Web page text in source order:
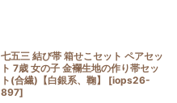
七五三 結び帯 箱せこセット ペアセッ
ト 7歳 女の子 金襴生地の作り帯セッ
ト(合繊)【白銀系、鞠】
[iops26-
897]